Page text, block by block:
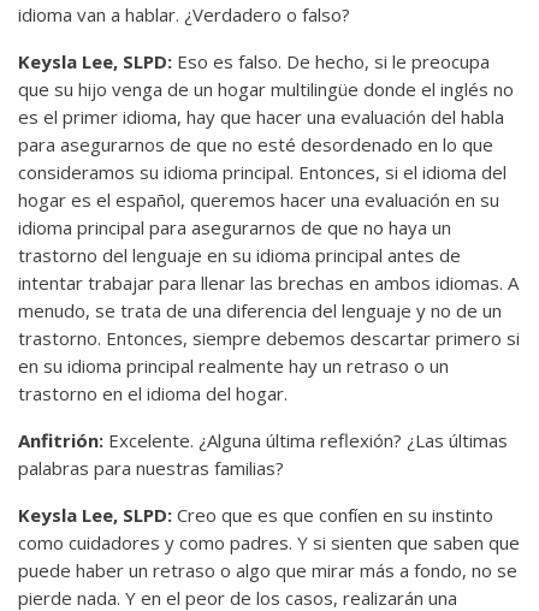
idioma van a hablar. ¿Verdadero o falso?
Keysla Lee, SLPD: Eso es falso. De hecho, si le preocupa
que su hijo venga de un hogar multilingüe donde el inglés no
es el primer idioma, hay que hacer una evaluación del habla
para asegurarnos de que no esté desordenado en lo que
consideramos su idioma principal. Entonces, si el idioma del
hogar es el español, queremos hacer una evaluación en su
idioma principal para asegurarnos de que no haya un
trastorno del lenguaje en su idioma principal antes de
intentar trabajar para llenar las brechas en ambos idiomas. A
menudo, se trata de una diferencia del lenguaje y no de un
trastorno. Entonces, siempre debemos descartar primero si
en su idioma principal realmente hay un retraso o un
trastorno en el idioma del hogar.
Anfitrión: Excelente. ¿Alguna última reflexión? ¿Las últimas
palabras para nuestras familias?
Keysla Lee, SLPD: Creo que es que confíen en su instinto
como cuidadores y como padres. Y si sienten que saben que
puede haber un retraso o algo que mirar más a fondo, no se
pierde nada. Y en el peor de los casos, realizarán una